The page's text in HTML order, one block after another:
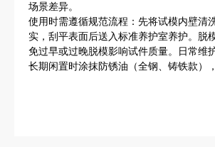
场景差异。
使用时需遵循规范流程：先将试模内壁清
实，刮平表面后送入标准养护室养护。脱
免过早或过晚脱模影响试件质量。日常维
长期闲置时涂抹防锈油（全钢、铸铁款）